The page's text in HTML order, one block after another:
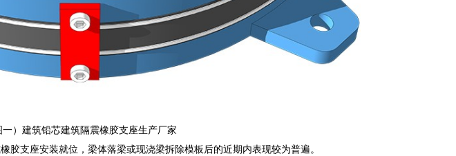
一）建筑铅芯建筑隔震橡胶支座生产厂家
胶支座安装就位，梁体落梁或现浇梁拆除模板后的近期内表现较为普遍。